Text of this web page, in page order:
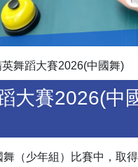
舞蹈大賽2026(中國舞)
大賽2026(中
（少年組）比賽中，取